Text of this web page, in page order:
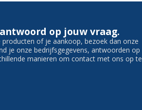
op jouw vraag.
of je aankoop, bezoek dan onze
je onze bedrijfsgegevens, antwoorden op
manieren om contact met ons op te